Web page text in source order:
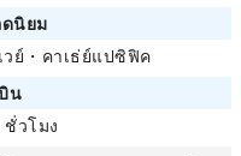
นิยม
ย์ ・ คาเธ่ย์แปซิฟิค
น
วโมง